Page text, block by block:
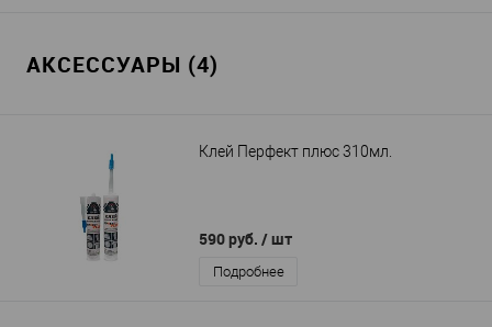
АКСЕССУАРЫ (4)
Клей Перфект плюс 310мл.
590 руб. / шт
Подробнее